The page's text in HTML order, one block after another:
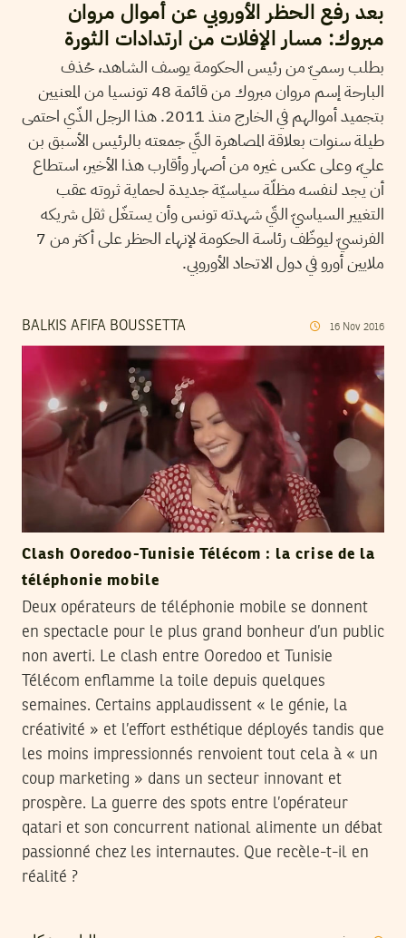
بعد رفع الحظر الأوروبي عن أموال مروان
مبروك: مسار الإفلات من ارتدادات الثورة
بطلب رسميّ من رئيس الحكومة يوسف الشاهد، حُذف
البارحة إسم مروان مبروك من قائمة 48 تونسيا من المعنيين
بتجميد أموالهم في الخارج منذ 2011. هذا الرجل الذّي احتمى
طيلة سنوات بعلاقة المصاهرة التّي جمعته بالرئيس الأسبق بن
عليّ، وعلى عكس غيره من أصهار وأقارب هذا الأخير، استطاع
أن يجد لنفسه مظلّة سياسيّة جديدة لحماية ثروته عقب
التغيير السياسيّ التّي شهدته تونس وأن يستغّل ثقل شريكه
الفرنسيّ ليوظّف رئاسة الحكومة لإنهاء الحظر على أكثر من 7
ملايين أورو في دول الاتحاد الأوروبي.
BALKIS AFIFA BOUSSETTA 16 Nov 2016
Clash Ooredoo-Tunisie Télécom : la crise de la
téléphonie mobile
Deux opérateurs de téléphonie mobile se donnent
en spectacle pour le plus grand bonheur d’un public
non averti. Le clash entre Ooredoo et Tunisie
Télécom enflamme la toile depuis quelques
semaines. Certains applaudissent « le génie, la
créativité » et l’effort esthétique déployés tandis que
les moins impressionnés renvoient tout cela à « un
coup marketing » dans un secteur innovant et
prospère. La guerre des spots entre l’opérateur
qatari et son concurrent national alimente un débat
passionné chez les internautes. Que recèle-t-il en
réalité ?